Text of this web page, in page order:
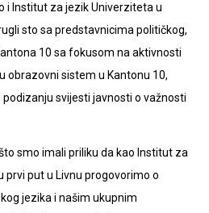
i Institut za jezik Univerziteta u
sto sa predstavnicima političkog,
10 sa fokusom na aktivnosti
obrazovni sistem u Kantonu 10,
svijesti javnosti o važnosti
smo imali priliku da kao Institut za
prvi put u Livnu progovorimo o
jezika i našim ukupnim